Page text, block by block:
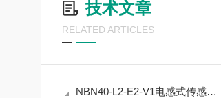
技术文章
RELATED ARTICLES
NBN40-L2-E2-V1电感式传感器的精度稳定性提升